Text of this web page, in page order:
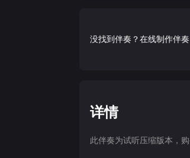
没找到伴奏？在线制作伴奏
详情
此伴奏为试听压缩版本，